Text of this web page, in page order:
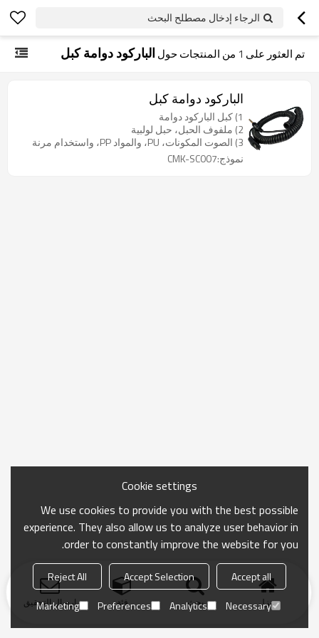
الرجاء إدخال مصطلح البحث
تم العثور على 1 من المنتجات حول الباركود دوامة كبل
الباركود دوامة كبل
1) كبل الباركود دوامة
2) ملفوف الحبل، حبل لولبية
3) الصوت المكونات، PU، والمواد PP، واستخدام مرنة
نموذج:CMK-SC007
منزل بحث فئة ارسال التحقيق
Cookie settings
We use cookies to provide you with the best possible
experience. They also allow us to analyze user behavior in
order to constantly improve the website for you.
Accept all
Accept Selection
Reject All
Necessary
Analytics
Preferences
Marketing